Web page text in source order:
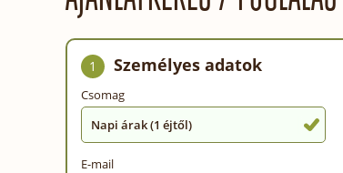
1 Személyes adatok
Csomag
Napi árak (1 éjtől)
E-mail